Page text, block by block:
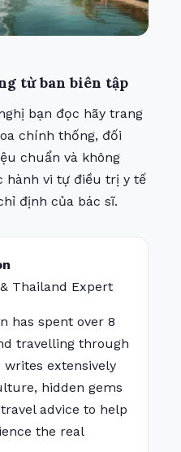
từ ban biên tập
bạn đọc hãy trang
chính thống, đối
chuẩn và không
hành vi tự điều trị y tế
định của bác sĩ.
Thailand Expert
has spent over 8
travelling through
writes extensively
hidden gems
advice to help
the real